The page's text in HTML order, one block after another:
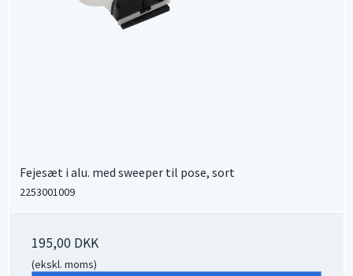
Fejesæt i alu. med sweeper til pose, sort
2253001009
195,00 DKK
(ekskl. moms)